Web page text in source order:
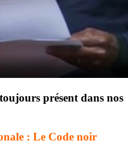
présent dans nos
: Le Code noir